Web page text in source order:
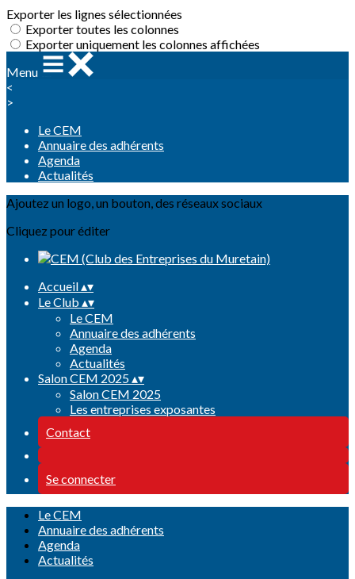
Exporter les lignes sélectionnées
Exporter toutes les colonnes
Exporter uniquement les colonnes affichées
Menu
<
>
Le CEM
Annuaire des adhérents
Agenda
Actualités
Ajoutez un logo, un bouton, des réseaux sociaux
Cliquez pour éditer
Accueil▴▾
Le Club ▴▾
Le CEM
Annuaire des adhérents
Agenda
Actualités
Salon CEM 2025▴▾
Salon CEM 2025
Les entreprises exposantes
Contact
Se connecter
Le CEM
Annuaire des adhérents
Agenda
Actualités